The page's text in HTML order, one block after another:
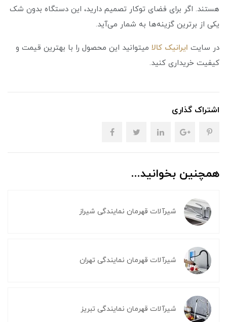
هستند. اگر برای فضای توکار تصمیم دارید، این دستگاه بدون شک
یکی از برترین گزینه‌ها به شمار می‌آید.
در سایت ایرانیک کالا میتوانید این محصول را با بهترین قیمت و
کیفیت خریداری کنید.
اشتراک گذاری
همچنین بخوانید...
شیرآلات قهرمان نمایندگی شیراز
شیرآلات قهرمان نمایندگی تهران
شیرآلات قهرمان نمایندگی تبریز